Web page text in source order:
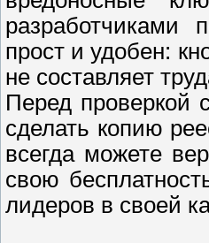
разработчиками
прост и удобен:
не составляет
Перед проверкой
сделать копию
всегда можете
свою
лидеров в своей